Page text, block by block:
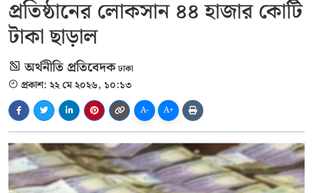
প্রতিষ্ঠানের লোকসান ৪৪ হাজার কোটি
টাকা ছাড়াল
অর্থনীতি প্রতিবেদক ঢাকা
প্রকাশ: ২২ মে ২০২৬, ১০:১৩
A- A+